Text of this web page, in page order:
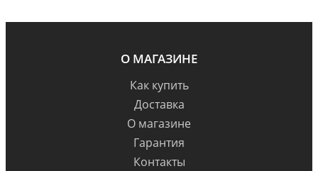
О МАГАЗИНЕ
Как купить
Доставка
О магазине
Гарантия
Контакты